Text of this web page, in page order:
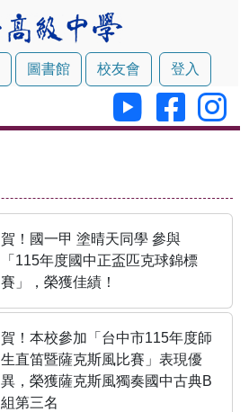
圖書館 校友會 登入
賀！國一甲 塗晴天同學 參與
「115年度國中正盃匹克球錦標
賽」，榮獲佳績！
賀！本校參加「台中市115年度師
生直笛暨薩克斯風比賽」表現優
異，榮獲薩克斯風獨奏國中古典B
組第三名